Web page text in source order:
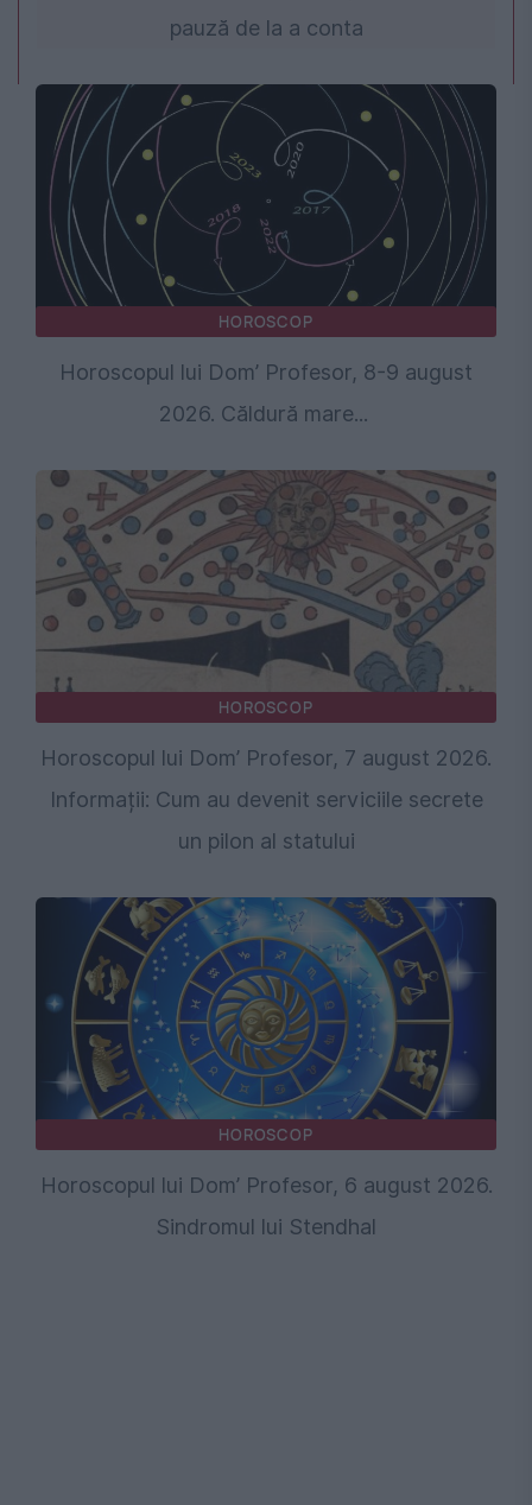
pauză de la a conta
HOROSCOP
Horoscopul lui Dom’ Profesor, 8-9 august
2026. Căldură mare...
HOROSCOP
Horoscopul lui Dom’ Profesor, 7 august 2026.
Informații: Cum au devenit serviciile secrete
un pilon al statului
HOROSCOP
Horoscopul lui Dom’ Profesor, 6 august 2026.
Sindromul lui Stendhal